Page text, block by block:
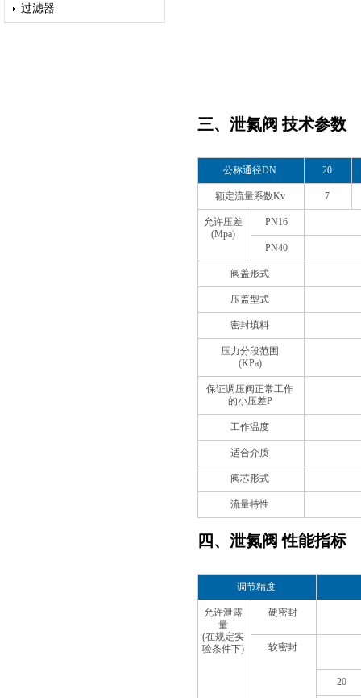
过滤器
三、泄氮阀 技术参数
公称通径DN 20
额定流量系数Kv 7
允许压差
(Mpa)
PN16
PN40
阀盖形式
压盖型式
密封填料
压力分段范围
(KPa)
保证调压阀正常工作
的小压差P
工作温度
适合介质
阀芯形式
流量特性
四、泄氮阀 性能指标
调节精度
允许泄露
量
(在规定实
验条件下)
硬密封
软密封
20